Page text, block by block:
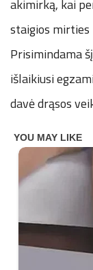
akimirką, kai
staigios
Prisimindama
išlaikiusi
davė drąsos